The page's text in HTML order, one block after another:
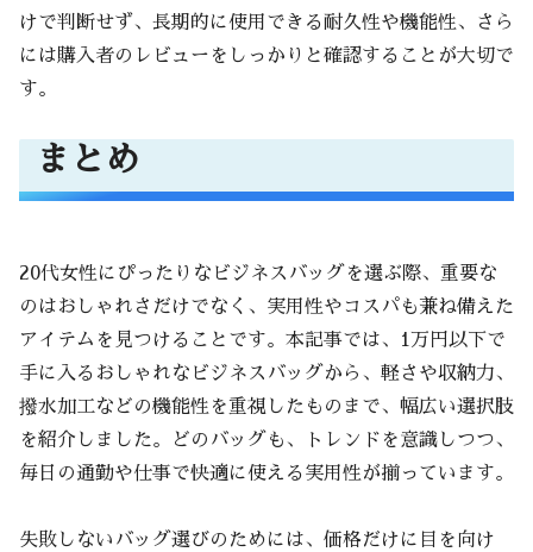
けで判断せず、長期的に使用できる耐久性や機能性、さら
には購入者のレビューをしっかりと確認することが大切で
す。
まとめ
20代女性にぴったりなビジネスバッグを選ぶ際、重要な
のはおしゃれさだけでなく、実用性やコスパも兼ね備えた
アイテムを見つけることです。本記事では、1万円以下で
手に入るおしゃれなビジネスバッグから、軽さや収納力、
撥水加工などの機能性を重視したものまで、幅広い選択肢
を紹介しました。どのバッグも、トレンドを意識しつつ、
毎日の通勤や仕事で快適に使える実用性が揃っています。
失敗しないバッグ選びのためには、価格だけに目を向け